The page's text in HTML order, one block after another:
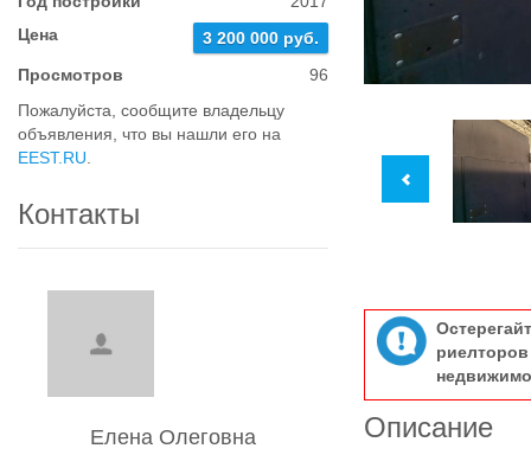
Цена
3 200 000 руб.
Просмотров
96
Пожалуйста, сообщите владельцу
объявления, что вы нашли его на
EEST.RU
Контакты
Елена Олеговна Описание